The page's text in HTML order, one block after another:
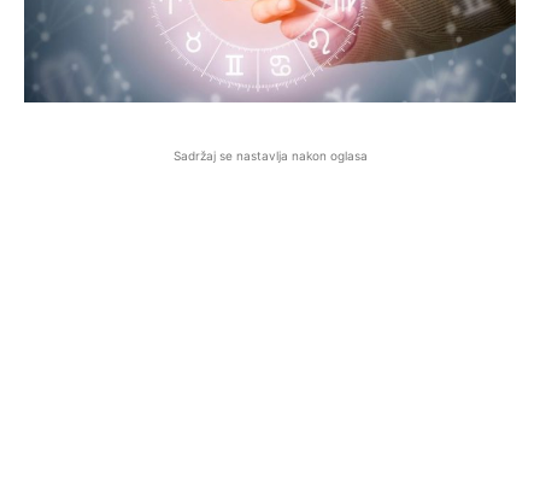
Sadržaj se nastavlja nakon oglasa